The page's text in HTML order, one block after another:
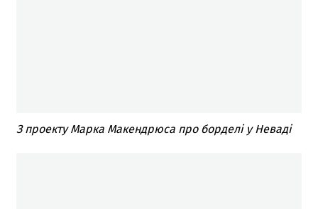
З проекту Марка Макендрюса про борделі у Неваді